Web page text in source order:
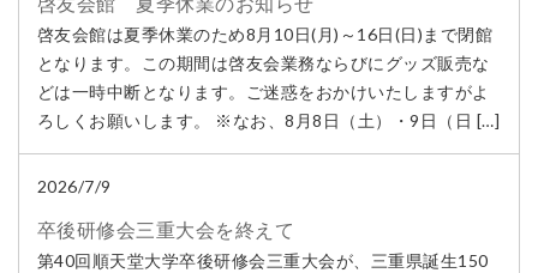
啓友会館は夏季休業のため8月10日(月)～16日(日)まで閉館
となります。この期間は啓友会業務ならびにグッズ販売な
どは一時中断となります。ご迷惑をおかけいたしますがよ
ろしくお願いします。 ※なお、8月8日（土）・9日（日 […]
2026/7/9
卒後研修会三重大会を終えて
第40回順天堂大学卒後研修会三重大会が、三重県誕生150